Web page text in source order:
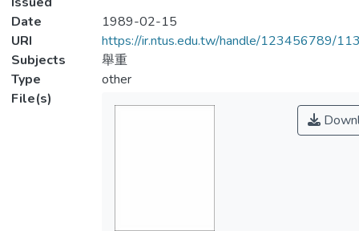
Date
1989-02-15
URI
https://ir.ntus.edu.tw/handle/123456789/
Subjects
舉重
Type
other
File(s)